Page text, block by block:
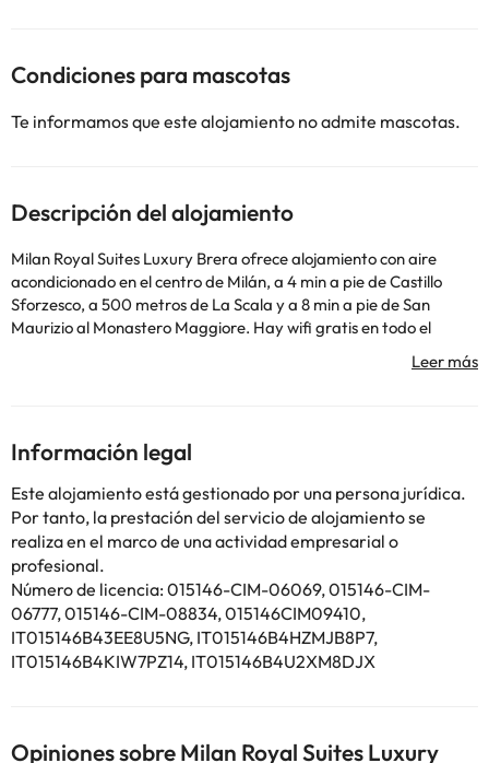
Condiciones para mascotas
Te informamos que este alojamiento no admite mascotas.
Descripción del alojamiento
Milan Royal Suites Luxury Brera ofrece alojamiento con aire
acondicionado en el centro de Milán, a 4 min a pie de Castillo
Sforzesco, a 500 metros de La Scala y a 8 min a pie de San
Maurizio al Monastero Maggiore. Hay wifi gratis en todo el
plana y baño privado con bidet, ducha y artículos de aseo
cafetera y hervidor. Cerca del alojamiento hay puntos de interés
como Galería Vittorio Emanuele, Montenapoleone Metro Station
y Piazza del Duomo. El aeropuerto (Aeropuerto de Milán -
Linate) está a 9 km.
En este alojamiento no se pueden celebrar despedidas de soltero
o soltera ni fiestas similares.
Algunos de los servicios detallados pueden ser de pago. Puedes
consultar sus tarifas directamente en el establecimiento. Toda la
información de esta ficha está sujeta a cambios por parte del
Información legal
Este alojamiento está gestionado por una persona jurídica.
Por tanto, la prestación del servicio de alojamiento se
realiza en el marco de una actividad empresarial o
profesional.
Número de licencia: 015146-CIM-06069, 015146-CIM-
06777, 015146-CIM-08834, 015146CIM09410,
IT015146B43EE8U5NG, IT015146B4HZMJB8P7,
IT015146B4KIW7PZ14, IT015146B4U2XM8DJX
Opiniones sobre Milan Royal Suites Luxury